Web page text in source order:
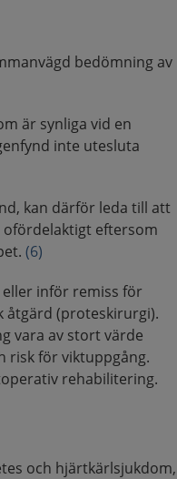
bedömning av
är synliga vid en
inte utesluta
kan därför leda till att
eftersom
(6)
inför remiss för
åtgärd (proteskirurgi).
vara av stort värde
risk för viktuppgång.
rehabilitering.
och hjärtkärlsjukdom,